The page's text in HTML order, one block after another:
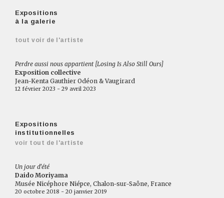
Expositions
à la galerie
tout voir de l'artiste
Perdre aussi nous appartient [Losing Is Also Still Ours]
Exposition collective
Jean-Kenta Gauthier Odéon & Vaugirard
12 février 2023 - 29 avril 2023
Expositions
institutionnelles
voir tout de l'artiste
Un jour d'été
Daido Moriyama
Musée Nicéphore Niépce, Chalon-sur-Saône, France
20 octobre 2018 - 20 janvier 2019